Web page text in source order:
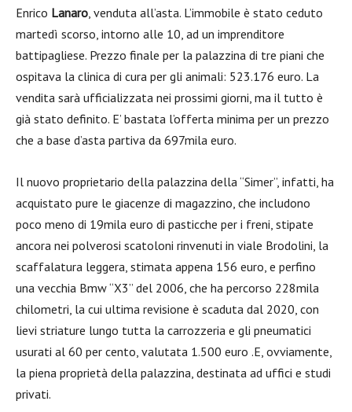
Enrico Lanaro, venduta all’asta. L’immobile è stato ceduto
martedì scorso, intorno alle 10, ad un imprenditore
battipagliese. Prezzo finale per la palazzina di tre piani che
ospitava la clinica di cura per gli animali: 523.176 euro. La
vendita sarà ufficializzata nei prossimi giorni, ma il tutto è
già stato definito. E’ bastata l’offerta minima per un prezzo
che a base d’asta partiva da 697mila euro.
Il nuovo proprietario della palazzina della “Simer”, infatti, ha
acquistato pure le giacenze di magazzino, che includono
poco meno di 19mila euro di pasticche per i freni, stipate
ancora nei polverosi scatoloni rinvenuti in viale Brodolini, la
scaffalatura leggera, stimata appena 156 euro, e perfino
una vecchia Bmw “X3” del 2006, che ha percorso 228mila
chilometri, la cui ultima revisione è scaduta dal 2020, con
lievi striature lungo tutta la carrozzeria e gli pneumatici
usurati al 60 per cento, valutata 1.500 euro .E, ovviamente,
la piena proprietà della palazzina, destinata ad uffici e studi
privati.